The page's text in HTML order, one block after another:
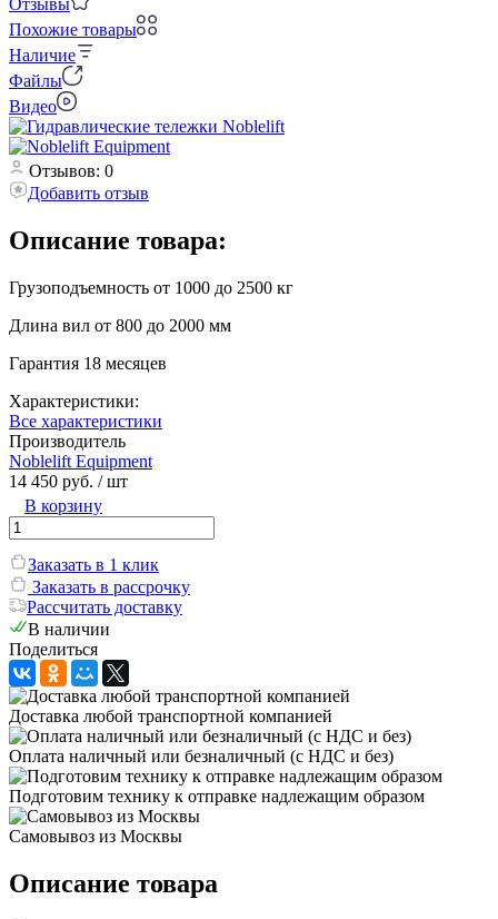
Похожие товары
Наличие
Файлы
Видео
Отзывов: 0
Добавить отзыв
Описание товара:
Грузоподъемность от 1000 до 2500 кг
Длина вил от 800 до 2000 мм
Гарантия 18 месяцев
Характеристики:
Все характеристики
Производитель
Noblelift Equipment
14 450 руб. / шт
В корзину
Заказать в 1 клик
Заказать в рассрочку
Рассчитать доставку
В наличии
Поделиться
Доставка любой транспортной компанией
Оплата наличный или безналичный (с НДС и без)
Подготовим технику к отправке надлежащим образом
Самовывоз из Москвы
Описание товара